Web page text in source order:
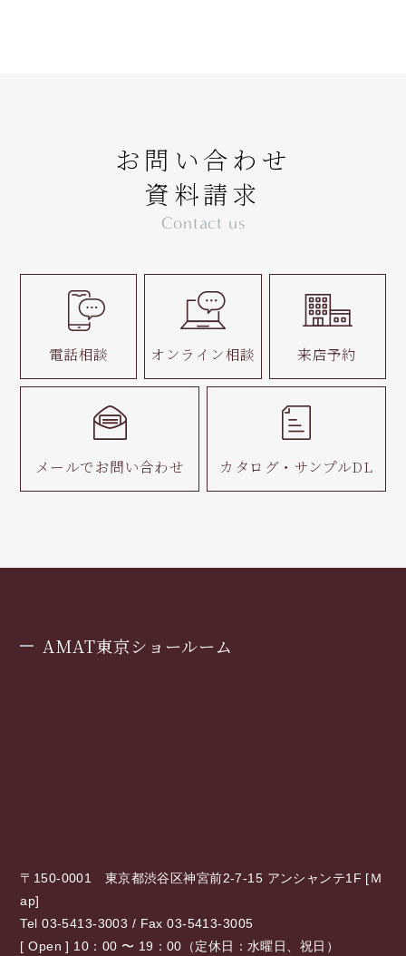
お問い合わせ
資料請求
Contact us
電話相談 オンライン相談 来店予約
メールでお問い合わせ カタログ・ サンプルDL
AMAT東京ショールーム
〒150-0001 東京都渋谷区神宮前2-7-15 アンシャンテ1F [Ｍ
ap]
Tel 03-5413-3003 / Fax 03-5413-3005
[ Open ] 10：00 〜 19：00（定休日：水曜日、祝日）